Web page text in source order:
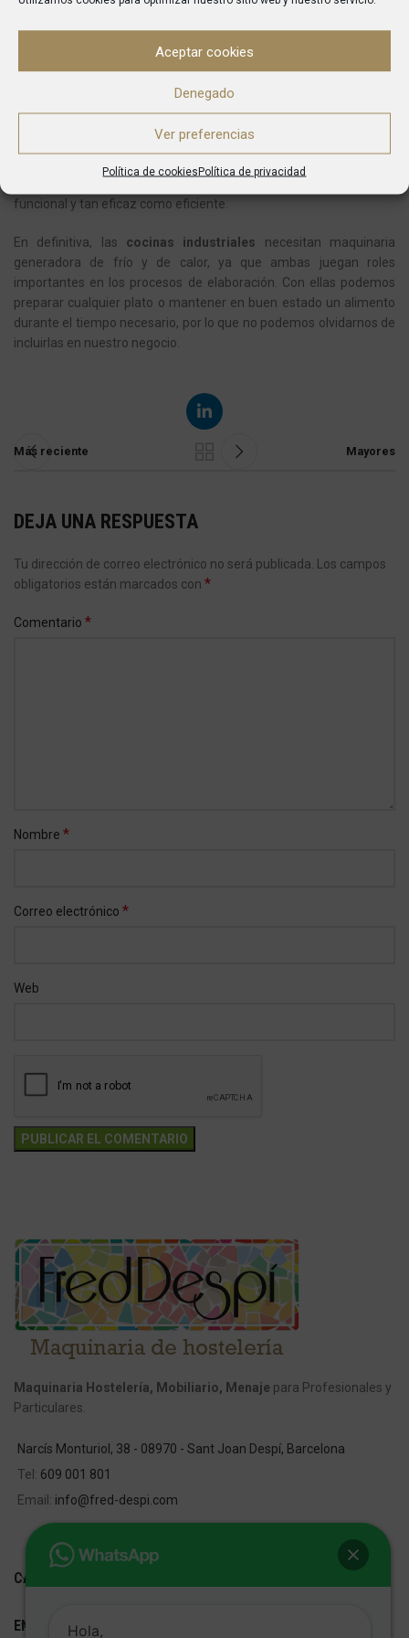
Aceptar cookies
Denegado
Ver preferencias
Política de cookiesPolítica de privacidad
orientación del establecimiento. Si no se va a freír ningún
pensado expandir el negocio en el futuro. También hay que fijarse
así no tendremos problemas al incluirlas en nuestra cocina.
de comprarlos o renovarlos llegado el caso. De esta forma,
evitamos fallar a los comensales por haber entorpecido el flujo de
funcional y tan eficaz como eficiente.
En definitiva, las cocinas industriales necesitan maquinaria
generadora de frío y de calor, ya que ambas juegan roles
importantes en los procesos de elaboración. Con ellas podemos
preparar cualquier plato o mantener en buen estado un alimento
durante el tiempo necesario, por lo que no podemos olvidarnos de
incluirlas en nuestro negocio.
Más reciente Mayores
DEJA UNA RESPUESTA
Tu dirección de correo electrónico no será publicada.
Los campos
obligatorios están marcados con *
Comentario *
Nombre *
Correo electrónico *
Web
Maquinaria Hostelería, Mobiliario, Menaje para Profesionales y
Particulares.
Narcís Monturiol, 38 - 08970 - Sant Joan Despí, Barcelona
Tel: 609 001 801
Email: info@fred-despi.com
CATEGORIAS
ENLACES ÚTILES
Hola,